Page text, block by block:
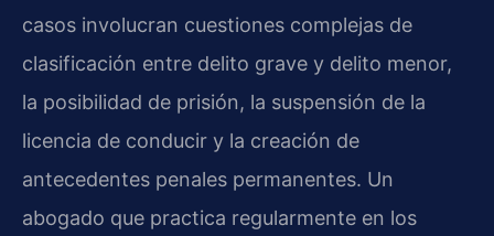
casos involucran cuestiones complejas de
clasificación entre delito grave y delito menor,
la posibilidad de prisión, la suspensión de la
licencia de conducir y la creación de
antecedentes penales permanentes. Un
abogado que practica regularmente en los